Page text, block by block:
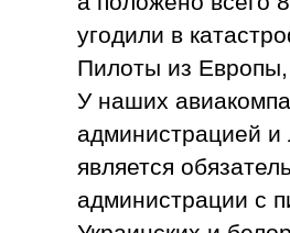
угодили в
Пилоты из
У наших
администрацией
является
администрации с